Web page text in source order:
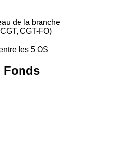
de la branche
CGT-FO)
les 5 OS
Fonds